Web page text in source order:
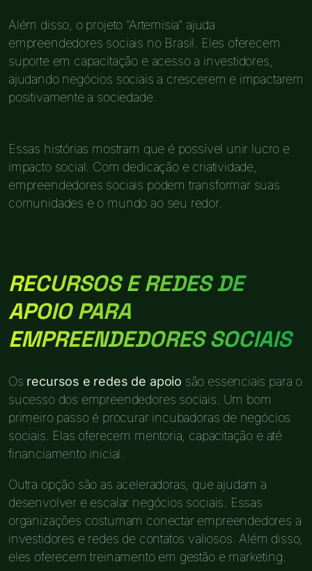
Além disso, o projeto “Artemisia” ajuda
empreendedores sociais no Brasil. Eles oferecem
suporte em capacitação e acesso a investidores,
ajudando negócios sociais a crescerem e impactarem
positivamente a sociedade.
Essas histórias mostram que é possível unir lucro e
impacto social. Com dedicação e criatividade,
empreendedores sociais podem transformar suas
comunidades e o mundo ao seu redor.
RECURSOS E REDES DE
APOIO PARA
EMPREENDEDORES SOCIAIS
Os recursos e redes de apoio são essenciais para o
sucesso dos empreendedores sociais. Um bom
primeiro passo é procurar incubadoras de negócios
sociais. Elas oferecem mentoria, capacitação e até
financiamento inicial.
Outra opção são as aceleradoras, que ajudam a
desenvolver e escalar negócios sociais. Essas
organizações costumam conectar empreendedores a
investidores e redes de contatos valiosos. Além disso,
eles oferecem treinamento em gestão e marketing.